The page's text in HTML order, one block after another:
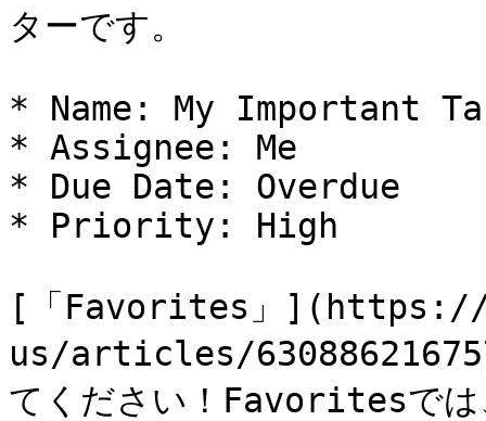
ターです。
* Name: My Important
* Assignee: Me
* Due Date: Overdue
* Priority: High
[「Favorites」
us/articles/
てください！Favoritesでは